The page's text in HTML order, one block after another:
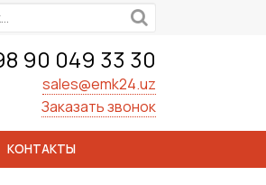
90 049 33 30
sales@emk24.uz
Заказать звонок
КОНТАКТЫ